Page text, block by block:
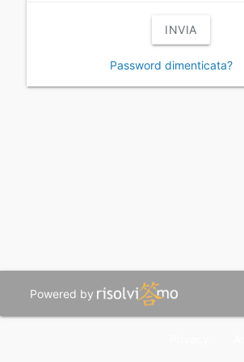
INVIA
Password dimenticata?
Powered by